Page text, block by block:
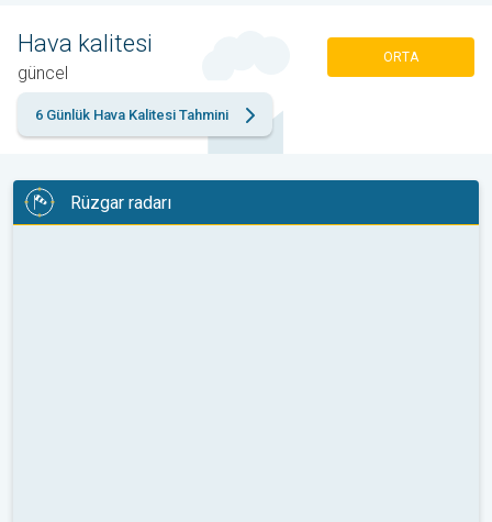
Hava kalitesi
güncel
ORTA
6 Günlük Hava Kalitesi Tahmini
Rüzgar radarı